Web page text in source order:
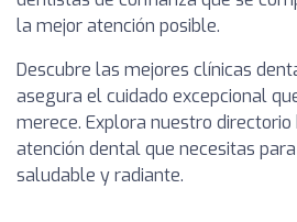
la mejor atención posible.
Descubre las mejores clínicas
asegura el cuidado excepcional
merece. Explora nuestro
atención dental que necesitas
saludable y radiante.